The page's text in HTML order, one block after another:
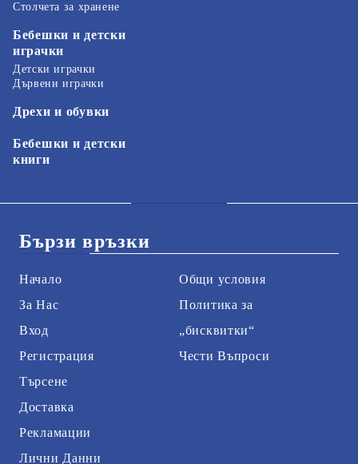
Столчета за хранене
Бебешки и детски
играчки
Детски играчки
Дървени играчки
Дрехи и обувки
Бебешки и детски
книги
Бързи връзки
Начало
За Нас
Вход
Регистрация
Търсене
Доставка
Рекламации
Лични Данни
Общи условия
Политика за
„бисквитки“
Чести Въпроси